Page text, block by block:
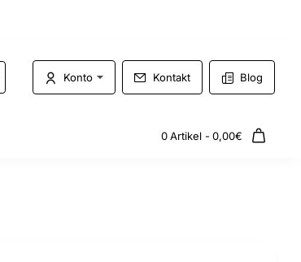
Konto Kontakt Blog
0 Artikel - 0,00€